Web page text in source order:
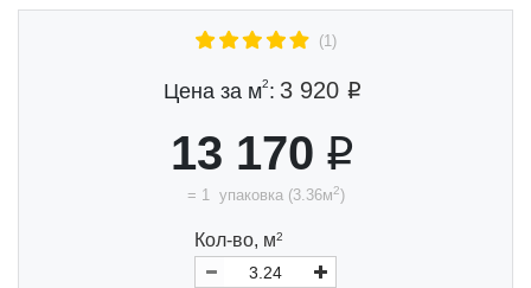
Цена за м2: 3 920
(1)
13 170
= 1 упаковка(3.36м2)
Кол-во, м2